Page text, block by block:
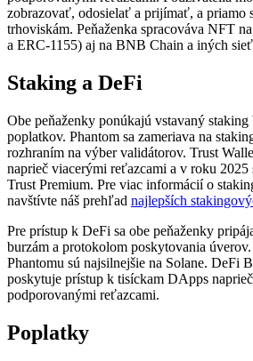
zobrazovať, odosielať a prijímať, a
trhoviskám. Peňaženka spracováva NFT
a ERC-1155) aj na BNB Chain a iných
Staking a DeFi
Obe peňaženky ponúkajú vstavaný
poplatkov. Phantom sa zameriava na
rozhraním na výber validátorov. Trust
naprieč viacerými reťazcami a v roku 2025
Trust Premium. Pre viac informácií o
navštívte náš prehľad najlepších
Pre prístup k DeFi sa obe peňaženky
burzám a protokolom poskytovania
Phantomu sú najsilnejšie na Solane. DeFi
poskytuje prístup k tisíckam DApps
podporovanými reťazcami.
Poplatky